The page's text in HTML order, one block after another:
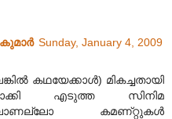
Sunday, January 4, 2009
കഥയേക്കാള്‍) മികച്ചതായി
എടുത്ത സിനിമ
കമണ്റ്റുകള്‍